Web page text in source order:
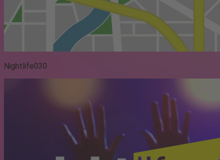
Nightlife030